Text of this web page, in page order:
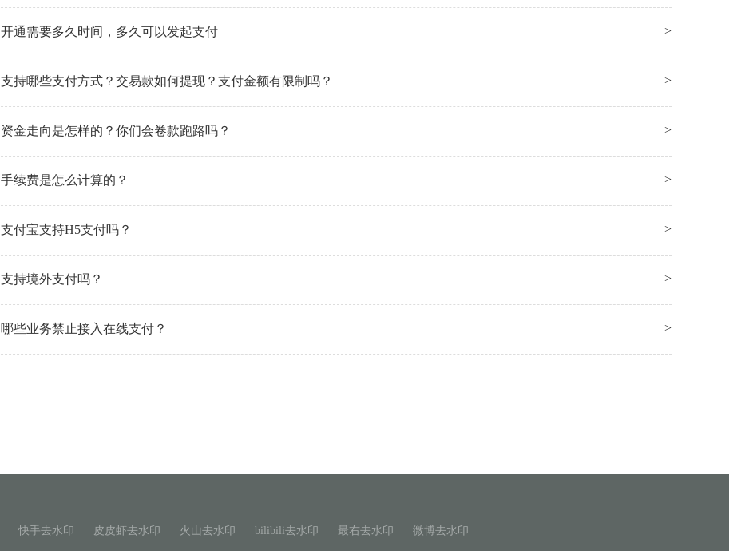
开通需要多久时间，多久可以发起支付 >
支持哪些支付方式？交易款如何提现？支付金额有限制吗？ >
资金走向是怎样的？你们会卷款跑路吗？ >
手续费是怎么计算的？ >
支付宝支持H5支付吗？ >
支持境外支付吗？ >
哪些业务禁止接入在线支付？ >
快手去水印 皮皮虾去水印 火山去水印 bilibili去水印 最右去水印 微博去水印